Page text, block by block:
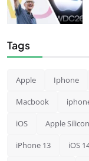
Tags
Apple Iphone
Macbook
iOS Apple Silicon
iPhone 13 iOS